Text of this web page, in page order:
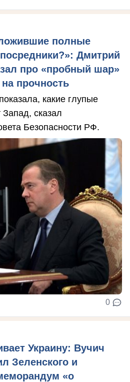
полные
Дмитрий
про «пробный шар»
прочность
какие глупые
сказал
Безопасности РФ.
0
Украину: Вучич
Зеленского и
«о